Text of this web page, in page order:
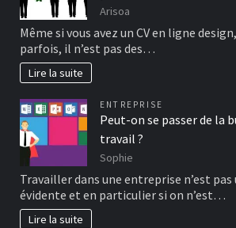
Arisoa
Même si vous avez un CV en ligne
parfois, il n’est pas des…
Lire la suite
ENTREPRISE
Peut-on se passer de la
travail ?
Sophie
Travailler dans une entreprise n’est pas
évidente et en particulier si on n’est…
Lire la suite